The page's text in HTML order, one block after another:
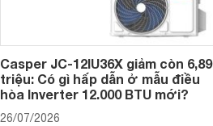
Casper JC-12IU36X giảm còn 6,89
triệu: Có gì hấp dẫn ở mẫu điều
hòa Inverter 12.000 BTU mới?
26/07/2026